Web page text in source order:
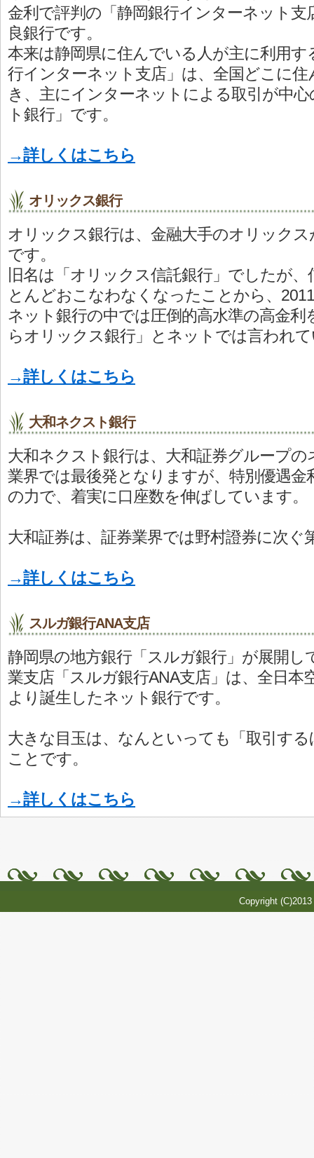
金利で評判の「静岡銀行インターネット支
良銀行です。
本来は静岡県に住んでいる人が主に利用す
行インターネット支店」は、全国どこに
き、主にインターネットによる取引が中
ト銀行」です。
→詳しくはこちら
オリックス銀行
オリックス銀行は、金融大手のオリック
です。
旧名は「オリックス信託銀行」でしたが
とんどおこなわなくなったことから、
ネット銀行の中では圧倒的高水準の高金利
らオリックス銀行」とネットでは言われ
→詳しくはこちら
大和ネクスト銀行
大和ネクスト銀行は、大和証券グループ
業界では最後発となりますが、特別優遇金
の力で、着実に口座数を伸ばしています。
大和証券は、証券業界では野村證券に次ぐ
→詳しくはこちら
スルガ銀行ANA支店
静岡県の地方銀行「スルガ銀行」が展開
業支店「スルガ銀行ANA支店」は、全日本
より誕生したネット銀行です。
大きな目玉は、なんといっても「取引す
ことです。
→詳しくはこちら
Copyright (C)2013